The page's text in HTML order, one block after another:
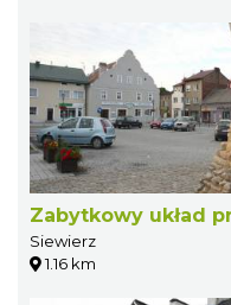
Zabytkowy układ
Siewierz
1.16 km